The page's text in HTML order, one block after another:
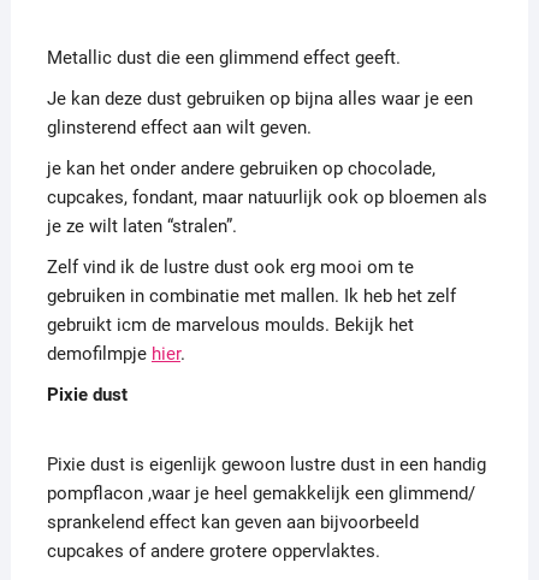
Metallic dust die een glimmend effect geeft.
Je kan deze dust gebruiken op bijna alles waar je een
glinsterend effect aan wilt geven.
je kan het onder andere gebruiken op chocolade,
cupcakes, fondant, maar natuurlijk ook op bloemen als
je ze wilt laten “stralen”.
Zelf vind ik de lustre dust ook erg mooi om te
gebruiken in combinatie met mallen. Ik heb het zelf
gebruikt icm de marvelous moulds. Bekijk het
demofilmpje hier.
Pixie dust
Pixie dust is eigenlijk gewoon lustre dust in een handig
pompflacon ,waar je heel gemakkelijk een glimmend/
sprankelend effect kan geven aan bijvoorbeeld
cupcakes of andere grotere oppervlaktes.